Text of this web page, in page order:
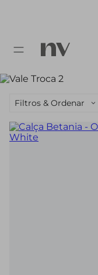
Filtros & Ordenar